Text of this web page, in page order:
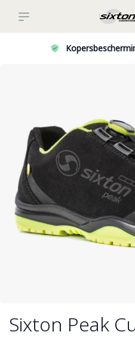
Trusted Shops
Sixton Peak